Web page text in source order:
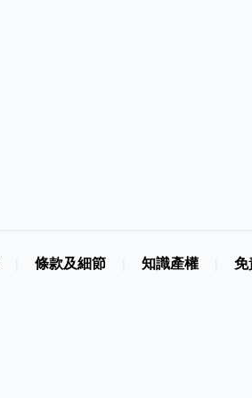
條款及細節 知識產權 免